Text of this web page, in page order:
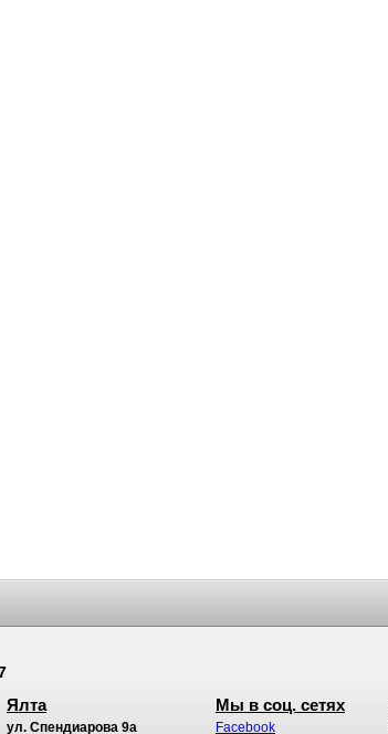
Ялта
ул. Спендиарова 9а
Мы в соц. сетях
Facebook